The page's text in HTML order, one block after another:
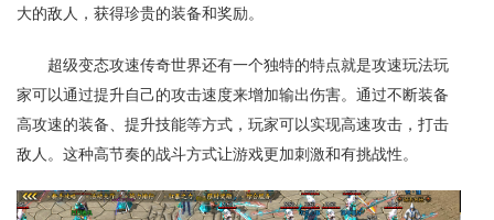
大的敌人，获得珍贵的装备和奖励。
超级变态攻速传奇世界还有一个独特的特点就是攻速玩法玩
家可以通过提升自己的攻击速度来增加输出伤害。通过不断装备
高攻速的装备、提升技能等方式，玩家可以实现高速攻击，打击
敌人。这种高节奏的战斗方式让游戏更加刺激和有挑战性。